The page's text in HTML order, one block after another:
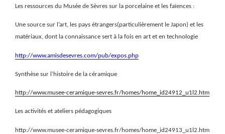
Les ressources du Musée de Sèvres sur la porcelaine et les faïences :
Une source sur l’art, les pays étrangers(particulièrement le Japon) et les
matériaux, dont la connaissance sert à la fois en art et en technologie
http://www.amisdesevres.com/pub/expos.php
Synthèse sur l’histoire de la céramique
http://www.musee-ceramique-sevres.fr/homes/home_id24912_u1l2.htm
Les activités et ateliers pédagogiques
http://www.musee-ceramique-sevres.fr/homes/home_id24913_u1l2.htm